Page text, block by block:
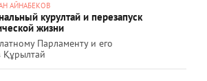
АЙНАБЕКОВ
курултай и перезапуск
жизни
Парламенту и его
Құрылтай